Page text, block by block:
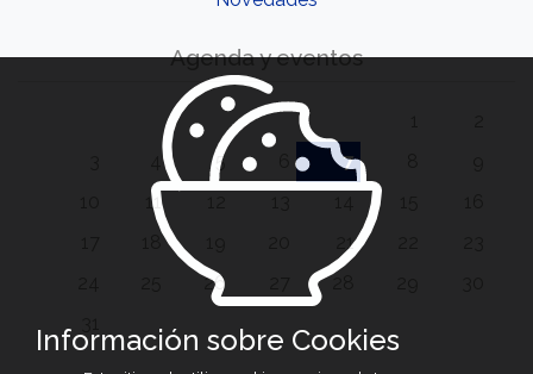
Agenda y eventos
5 7
11
21
26 28
Información sobre Cookies